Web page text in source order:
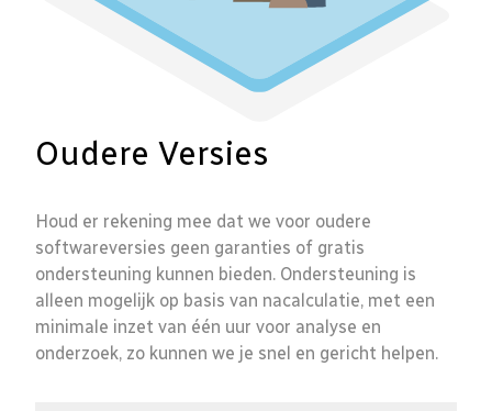
Oudere Versies
Houd er rekening mee dat we voor oudere
softwareversies geen garanties of gratis
ondersteuning kunnen bieden. Ondersteuning is
alleen mogelijk op basis van nacalculatie, met een
minimale inzet van één uur voor analyse en
onderzoek, zo kunnen we je snel en gericht helpen.